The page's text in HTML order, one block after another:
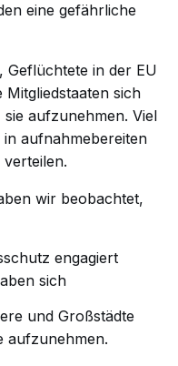
eine gefährliche
Geflüchtete in der EU
Mitgliedstaaten sich
aufzunehmen. Viel
aufnahmebereiten
wir beobachtet,
engagiert
sich
und Großstädte
aufzunehmen.